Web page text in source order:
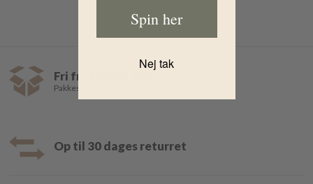
Fri fragt over 499,-
Pakkeshop 35,- | Hjemmelevering fra 39,-
Op til 30 dages returret
Spin her
Nej tak